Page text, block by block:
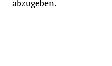
abzugeben.